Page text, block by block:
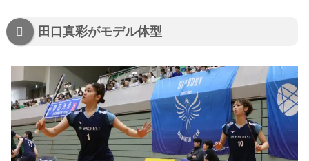
田口真彩がモデル体型